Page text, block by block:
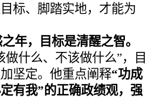
标、脚踏实地，才能为
年，目标是清醒之智。
做什么、不该做什么”，目
坚定。他重点阐释“功成
有我”的正确政绩观，强